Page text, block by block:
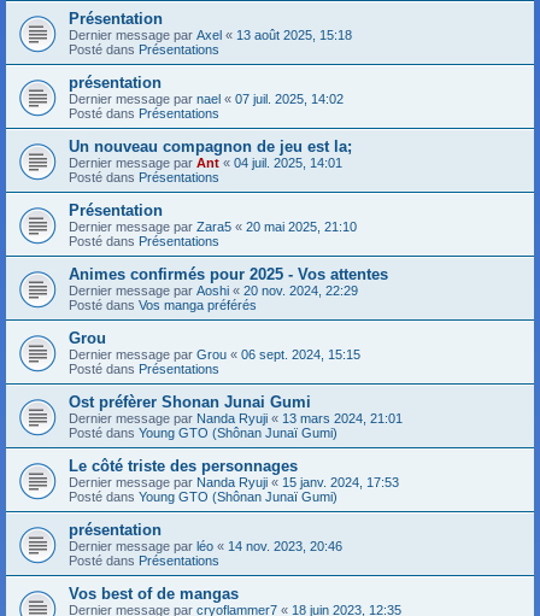
Présentation
Dernier message par Axel « 13 août 2025, 15:18
Posté dans Présentations
présentation
Dernier message par nael « 07 juil. 2025, 14:02
Posté dans Présentations
Un nouveau compagnon de jeu est la;
Dernier message par Ant « 04 juil. 2025, 14:01
Posté dans Présentations
Présentation
Dernier message par Zara5 « 20 mai 2025, 21:10
Posté dans Présentations
Animes confirmés pour 2025 - Vos attentes
Dernier message par Aoshi « 20 nov. 2024, 22:29
Posté dans Vos manga préférés
Grou
Dernier message par Grou « 06 sept. 2024, 15:15
Posté dans Présentations
Ost préfèrer Shonan Junai Gumi
Dernier message par Nanda Ryuji « 13 mars 2024, 21:01
Posté dans Young GTO (Shônan Junaï Gumi)
Le côté triste des personnages
Dernier message par Nanda Ryuji « 15 janv. 2024, 17:53
Posté dans Young GTO (Shônan Junaï Gumi)
présentation
Dernier message par léo « 14 nov. 2023, 20:46
Posté dans Présentations
Vos best of de mangas
Dernier message par cryoflammer7 « 18 juin 2023, 12:35